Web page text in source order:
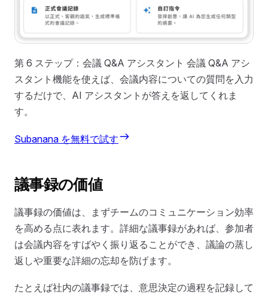
第 6 ステップ：会議 Q&A アシスタント 会議 Q&A アシ
スタント機能を使えば、会議内容についての質問を入力
するだけで、AI アシスタントが答えを返してくれま
す。
Subanana を無料で試す
議事録の価値
議事録の価値は、まずチームのコミュニケーション効率
を高める点に表れます。詳細な議事録があれば、参加者
は会議内容をすばやく振り返ることができ、議論の蒸し
返しや重要な詳細の忘却を防げます。
たとえば社内の議事録では、意思決定の過程を記録して